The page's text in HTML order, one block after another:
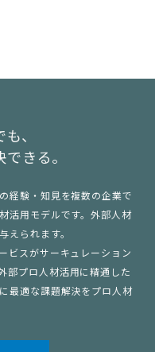
、
きる。
経験・知見を複数の企業で
活用モデルです。外部人材
えられます。
ビスがサーキュレーション
プロ人材活用に精通した
最適な課題解決をプロ人材